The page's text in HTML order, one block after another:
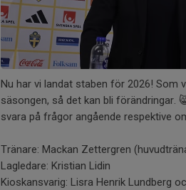
Nu har vi landat staben för 2026!
säsongen, så det kan bli förändringar.
svara på frågor angående respektive
Tränare: Mackan Zettergren
Lagledare: Kristian Lidin
Kioskansvarig: Lisra Henrik Lundberg